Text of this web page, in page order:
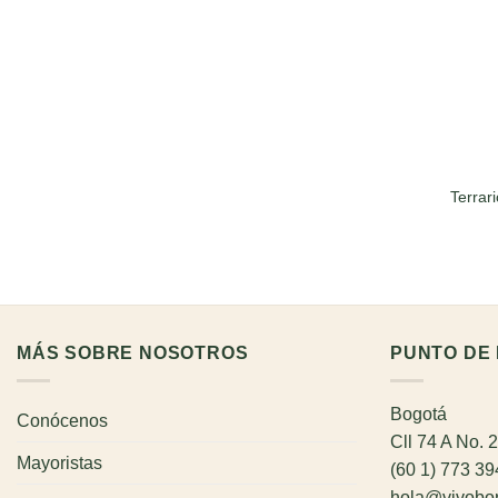
MÁS SOBRE NOSOTROS
Conócenos
Mayoristas
PUNTO
Bogotá
Cll 74 A No.
(60 1) 773